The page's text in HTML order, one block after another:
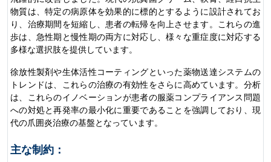
物質は、特定の病原体を効果的に標的とするように設計されてお
り、治療期間を短縮し、患者の転帰を向上させます。これらの進
歩は、急性期と慢性期の両方に対応し、様々な重症度に対応する
多様な選択肢を提供しています。
徐放性製剤や生体活性コーティングといった薬物送達システムの
トレンドは、これらの治療の有効性をさらに高めています。分析
は、これらのイノベーションが患者の服薬コンプライアンス問題
への対処と再発率の最小化に重要であることを強調しており、現
代の爪囲炎治療の基盤となっています。
主な制約：